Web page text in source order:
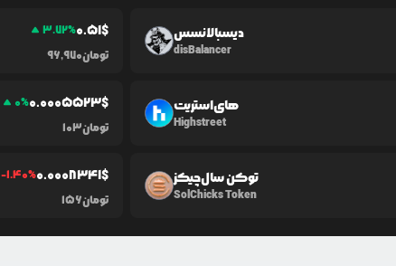
3.72%0.51$
96,970تومان
دیسبالانسس
disBalancer
0%0.0005523$
103تومان
های‌استریت
Highstreet
-1.40%0.0008341$
156تومان
توکن سال‌چیکز
SolChicks Token